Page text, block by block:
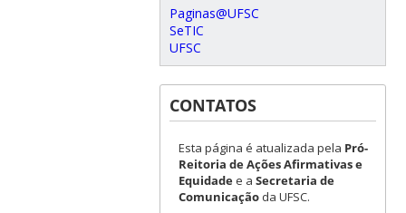
Paginas@UFSC
SeTIC
UFSC
CONTATOS
Esta página é atualizada pela Pró-
Reitoria de Ações Afirmativas e
Equidadee a Secretaria de
Comunicaçãoda UFSC.